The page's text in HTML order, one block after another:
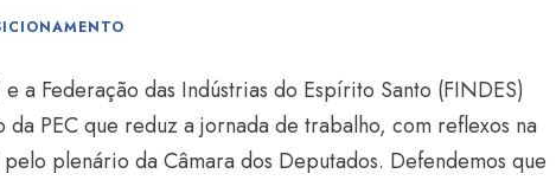
a Federação das Indústrias do Espírito Santo (FINDES)
PEC que reduz a jornada de trabalho, com reflexos na
plenário da Câmara dos Deputados. Defendemos que